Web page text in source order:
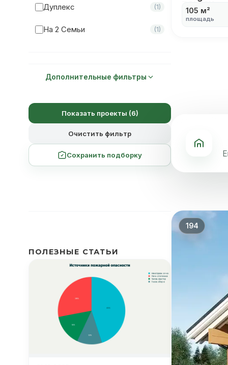
Дуплекс (1)
На 2 Семьи (1)
Дополнительные фильтры
Показать проекты (6)
Очистить фильтр
Сохранить подборку
ПОЛЕЗНЫЕ СТАТЬИ
105 м²
площадь
194